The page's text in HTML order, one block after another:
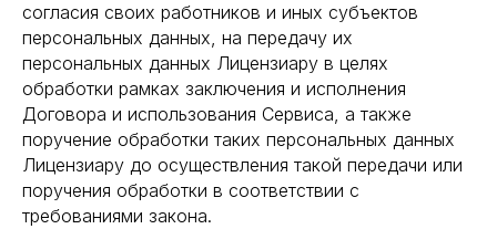
согласия своих работников и иных субъектов
персональных данных, на передачу их
персональных данных Лицензиару в целях
обработки рамках заключения и исполнения
Договора и использования Сервиса, а также
поручение обработки таких персональных данных
Лицензиару до осуществления такой передачи или
поручения обработки в соответствии с
требованиями закона.